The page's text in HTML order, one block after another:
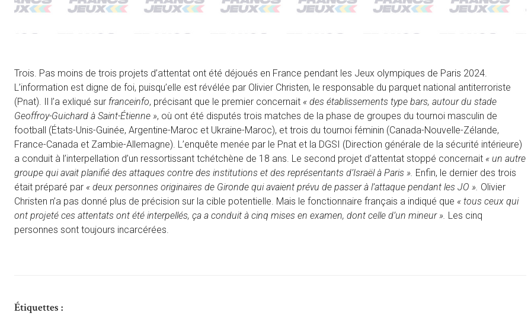
Trois. Pas moins de trois projets d’attentat ont été déjoués en France pendant les Jeux olympiques de Paris 2024.
L’information est digne de foi, puisqu’elle est révélée par Olivier Christen, le responsable du parquet national antiterroriste
(Pnat). Il l’a exliqué sur franceinfo, précisant que le premier concernait « des établissements type bars, autour du stade
Geoffroy-Guichard à Saint-Étienne », où ont été disputés trois matches de la phase de groupes du tournoi masculin de
football (États-Unis-Guinée, Argentine-Maroc et Ukraine-Maroc), et trois du tournoi féminin (Canada-Nouvelle-Zélande,
France-Canada et Zambie-Allemagne). L’enquête menée par le Pnat et la DGSI (Direction générale de la sécurité intérieure)
a conduit à l’interpellation d’un ressortissant tchétchène de 18 ans. Le second projet d’attentat stoppé concernait « un autre
groupe qui avait planifié des attaques contre des institutions et des représentants d’Israël à Paris ». Enfin, le dernier des trois
était préparé par « deux personnes originaires de Gironde qui avaient prévu de passer à l’attaque pendant les JO ». Olivier
Christen n’a pas donné plus de précision sur la cible potentielle. Mais le fonctionnaire français a indiqué que « tous ceux qui
ont projeté ces attentats ont été interpellés, ça a conduit à cinq mises en examen, dont celle d’un mineur ». Les cinq
personnes sont toujours incarcérées.
Étiquettes :